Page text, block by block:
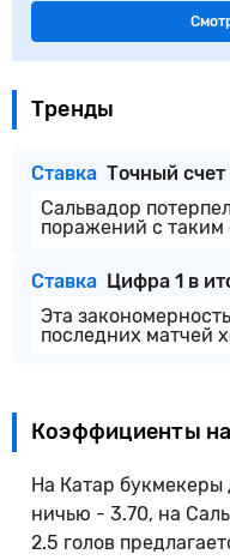
Тренды
Ставка Точный счет
Сальвадор
поражений с таким
Ставка Цифра 1 в
Эта
последних матчей
Коэффициенты
На Катар
ничью - 3.70, на
2.5 голов